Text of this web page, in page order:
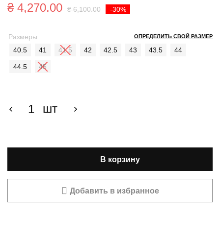
-30%
₴6,100.00
Первоначальная
составляла
₴4,270.00
Текущая
₴ 4,270.00.
ОПРЕДЕЛИТЬ СВОЙ РАЗМЕР
Размеры
40.5
41 41.5 42 42.5 43 43.5 44
44.5 45
шт
В корзину
Добавить в избранное